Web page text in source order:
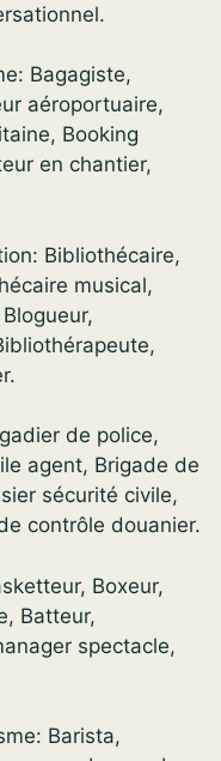
Bagagiste,
aéroportuaire,
Booking
en chantier,
Bibliothécaire,
musical,
de police,
agent, Brigade de
sécurité civile,
contrôle douanier.
Boxeur,
Batteur,
spectacle,
Barista,